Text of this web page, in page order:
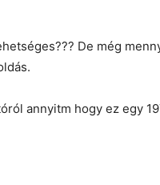
De még
annyitm hogy ez egy